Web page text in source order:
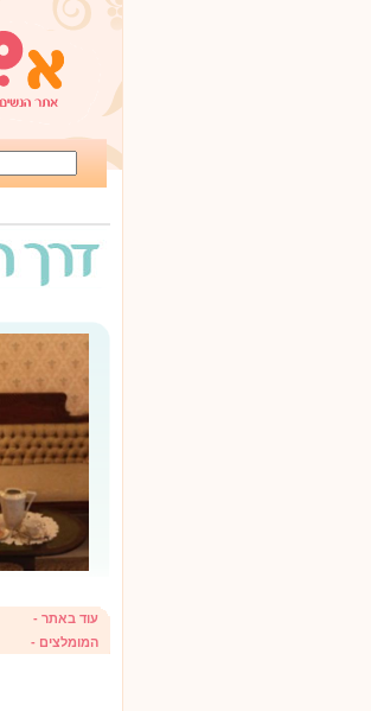
עוד באתר -
המומלצים -